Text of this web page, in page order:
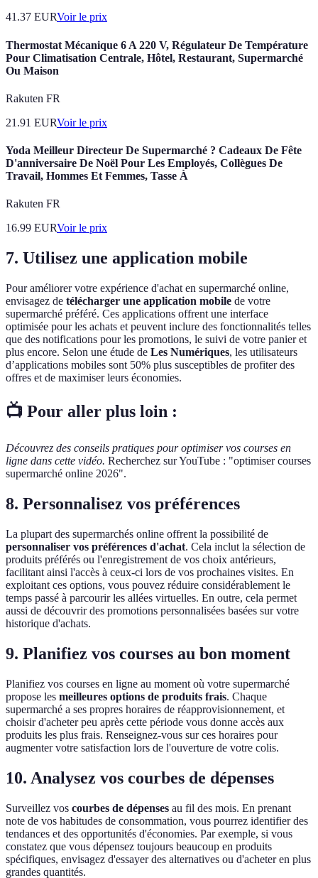
41.37 EURVoir le prix
Thermostat Mécanique 6 A 220 V, Régulateur De Température
Pour Climatisation Centrale, Hôtel, Restaurant, Supermarché
Ou Maison
Rakuten FR
21.91 EURVoir le prix
Yoda Meilleur Directeur De Supermarché ? Cadeaux De Fête
D'anniversaire De Noël Pour Les Employés, Collègues De
Travail, Hommes Et Femmes, Tasse À
Rakuten FR
16.99 EURVoir le prix
7. Utilisez une application mobile
Pour améliorer votre expérience d'achat en supermarché online,
envisagez de télécharger une application mobile de votre
supermarché préféré. Ces applications offrent une interface
optimisée pour les achats et peuvent inclure des fonctionnalités telles
que des notifications pour les promotions, le suivi de votre panier et
plus encore. Selon une étude de Les Numériques, les utilisateurs
d’applications mobiles sont 50% plus susceptibles de profiter des
offres et de maximiser leurs économies.
📺 Pour aller plus loin :
Découvrez des conseils pratiques pour optimiser vos courses en
ligne dans cette vidéo. Recherchez sur YouTube : "optimiser courses
supermarché online 2026".
8. Personnalisez vos préférences
La plupart des supermarchés online offrent la possibilité de
personnaliser vos préférences d'achat. Cela inclut la sélection de
produits préférés ou l'enregistrement de vos choix antérieurs,
facilitant ainsi l'accès à ceux-ci lors de vos prochaines visites. En
exploitant ces options, vous pouvez réduire considérablement le
temps passé à parcourir les allées virtuelles. En outre, cela permet
aussi de découvrir des promotions personnalisées basées sur votre
historique d'achats.
9. Planifiez vos courses au bon moment
Planifiez vos courses en ligne au moment où votre supermarché
propose les meilleures options de produits frais. Chaque
supermarché a ses propres horaires de réapprovisionnement, et
choisir d'acheter peu après cette période vous donne accès aux
produits les plus frais. Renseignez-vous sur ces horaires pour
augmenter votre satisfaction lors de l'ouverture de votre colis.
10. Analysez vos courbes de dépenses
Surveillez vos courbes de dépenses au fil des mois. En prenant
note de vos habitudes de consommation, vous pourrez identifier des
tendances et des opportunités d'économies. Par exemple, si vous
constatez que vous dépensez toujours beaucoup en produits
spécifiques, envisagez d'essayer des alternatives ou d'acheter en plus
grandes quantités.